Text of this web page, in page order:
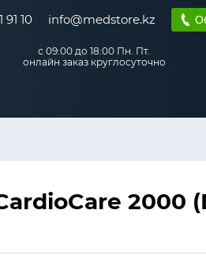
91 10 info@medstore.kz
с 09:00 до 18:00 Пн. Пт.
онлайн заказ круглосуточно
2000